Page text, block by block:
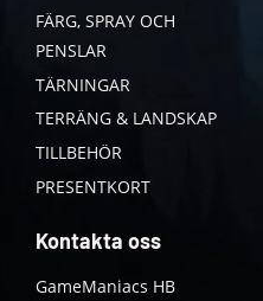
FÄRG, SPRAY OCH
PENSLAR
TÄRNINGAR
TERRÄNG & LANDSKAP
TILLBEHÖR
PRESENTKORT
Kontakta oss
GameManiacs HB